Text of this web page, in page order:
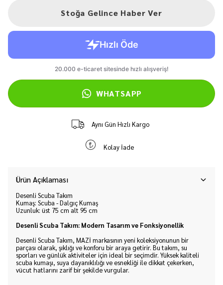
Stoğa Gelince Haber Ver
WHATSAPP
Aynı Gün Hızlı Kargo
Kolay İade
Ürün Açıklaması
Desenli Scuba Takım
Kumaş: Scuba - Dalgıç Kumaş
Uzunluk: üst 75 cm alt 95 cm
Desenli Scuba Takım: Modern Tasarım ve Fonksiyonellik
Desenli Scuba Takım, MAZİ markasının yeni koleksiyonunun bir
parçası olarak, şıklığı ve konforu bir araya getirir. Bu takım, su
sporları ve günlük aktiviteler için ideal bir seçimdir. Yüksek kaliteli
scuba kumaşı, suya dayanıklılığı ve esnekliği ile dikkat çekerken,
vücut hatlarını zarif bir şekilde vurgular.